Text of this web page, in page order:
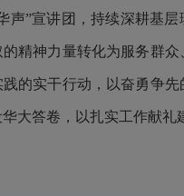
声”宣讲团，持续深耕基层
精神力量转化为服务群
的实干行动，以奋勇争
大答卷，以扎实工作献礼